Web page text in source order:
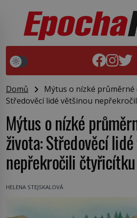
Domů
Mýtus o nízké průměrné
Středověcí lidé většinou
Mýtus o nízké
života: Středověcí
nepřekročili čtyřicítku
HELENA STEJSKALOVÁ